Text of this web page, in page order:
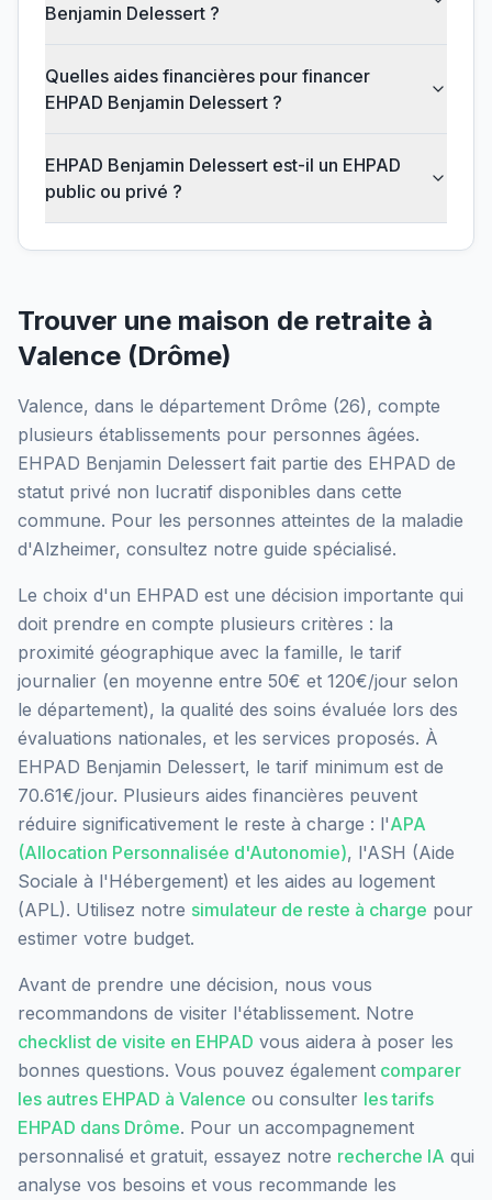
Benjamin Delessert ?
Quelles aides financières pour financer
EHPAD Benjamin Delessert ?
EHPAD Benjamin Delessert est-il un EHPAD
public ou privé ?
Trouver une maison de retraite à
Valence (Drôme)
Valence, dans le département Drôme (26), compte
plusieurs établissements pour personnes âgées.
EHPAD Benjamin Delessert fait partie des EHPAD de
statut privé non lucratif disponibles dans cette
commune. Pour les personnes atteintes de la maladie
d'Alzheimer, consultez notre guide spécialisé.
Le choix d'un EHPAD est une décision importante qui
doit prendre en compte plusieurs critères : la
proximité géographique avec la famille, le tarif
journalier (en moyenne entre 50€ et 120€/jour selon
le département), la qualité des soins évaluée lors des
évaluations nationales, et les services proposés. À
EHPAD Benjamin Delessert, le tarif minimum est de
70.61€/jour. Plusieurs aides financières peuvent
réduire significativement le reste à charge : l'APA
(Allocation Personnalisée d'Autonomie), l'ASH (Aide
Sociale à l'Hébergement) et les aides au logement
(APL). Utilisez notre simulateur de reste à charge pour
estimer votre budget.
Avant de prendre une décision, nous vous
recommandons de visiter l'établissement. Notre
checklist de visite en EHPAD vous aidera à poser les
bonnes questions. Vous pouvez également comparer
les autres EHPAD à Valence ou consulter les tarifs
EHPAD dans Drôme. Pour un accompagnement
personnalisé et gratuit, essayez notre recherche IA qui
analyse vos besoins et vous recommande les